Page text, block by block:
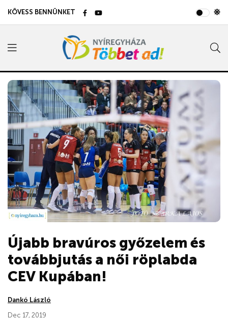
KÖVESS BENNÜNKET
Újabb bravúros győzelem és
továbbjutás a női röplabda
CEV Kupában!
Dankó László
Dec 17, 2019